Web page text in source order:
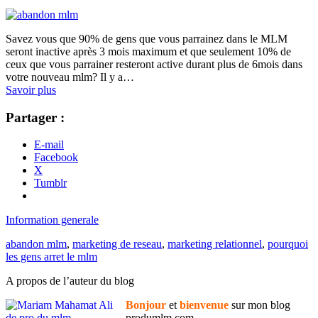
Savez vous que 90% de gens que vous parrainez dans le MLM
seront inactive après 3 mois maximum et que seulement 10% de
ceux que vous parrainer resteront active durant plus de 6mois dans
votre nouveau mlm? Il y a…
Savoir plus
Partager :
E-mail
Facebook
X
Tumblr
Information generale
abandon mlm, marketing de reseau, marketing relationnel, pourquoi
les gens arret le mlm
A propos de l’auteur du blog
Bonjour et bienvenue sur mon blog